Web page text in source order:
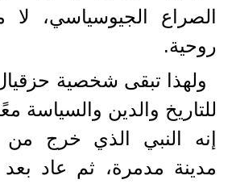
الصراع الجيوسياسي،
روحية.
ولهذا تبقى شخصية
للتاريخ والدين والسياسة
إنه النبي الذي خرج
مدينة مدمرة، ثم عاد